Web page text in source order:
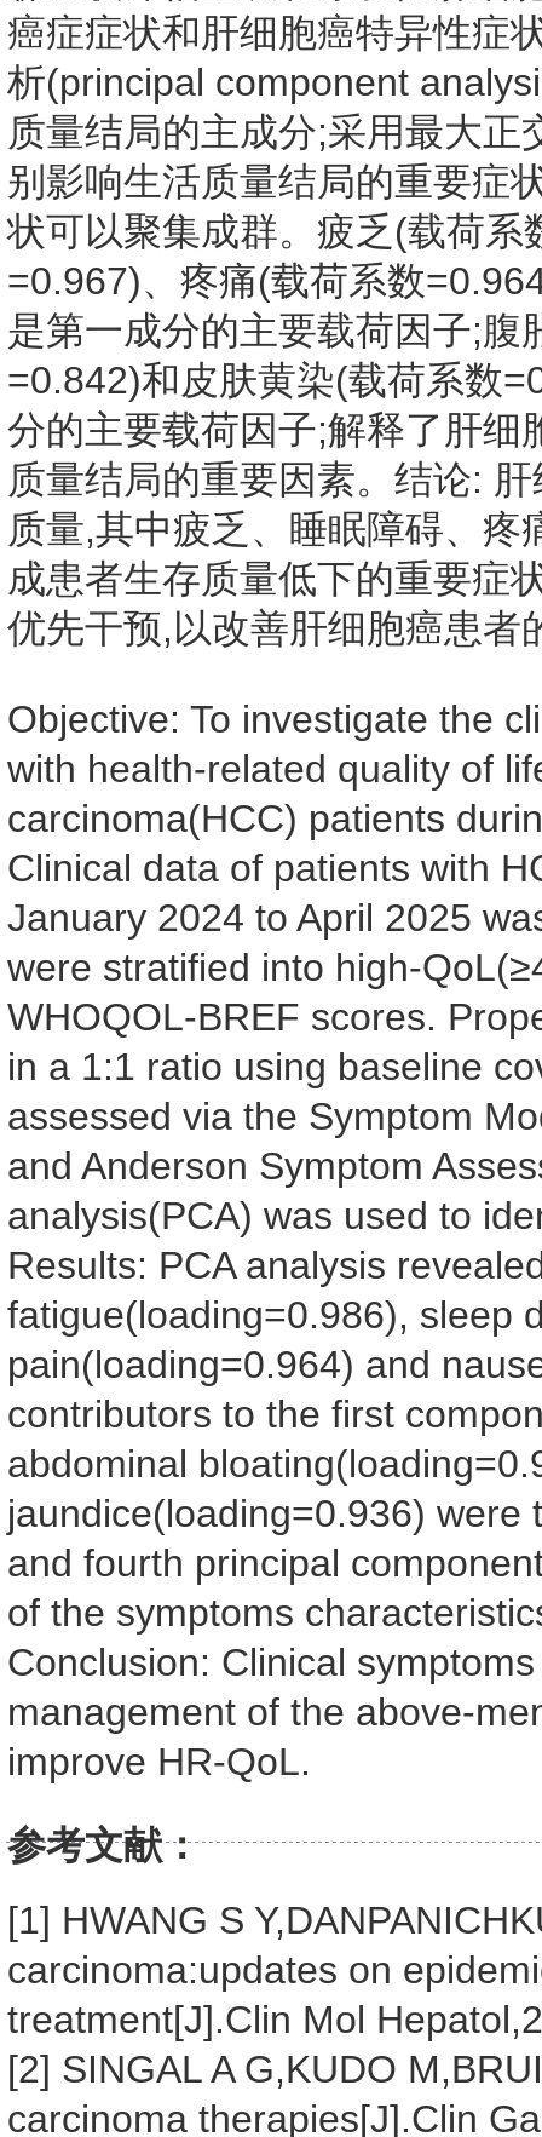
癌症症状和肝细胞癌特异性症
析(principal component
质量结局的主成分;采用最大
别影响生活质量结局的重要症
状可以聚集成群。疲乏(载荷
=0.967)、疼痛(载荷系数
是第一成分的主要载荷因子;
=0.842)和皮肤黄染(载荷系数
分的主要载荷因子;解释了肝细
质量结局的重要因素。结论:
质量,其中疲乏、睡眠障碍、
成患者生存质量低下的重要症
优先干预,以改善肝细胞癌患者
Objective: To investigate the
with health-related quality of
carcinoma(HCC) patients
Clinical data of patients with
January 2024 to April 2025
were stratified into high-
WHOQOL-BREF scores.
in a 1:1 ratio using baseline
assessed via the Symptom
and Anderson Symptom
analysis(PCA) was used to
Results: PCA analysis
fatigue(loading=0.986), sleep
pain(loading=0.964) and
contributors to the first
abdominal
jaundice(loading=0.936)
and fourth principal
of the symptoms
Conclusion: Clinical
management of the above-
improve HR-QoL.
参考文献：
[1] HWANG S
carcinoma:updates on
treatment[J].Clin Mol
[2] SINGAL A G,KUDO
carcinoma therapies[J].Clin